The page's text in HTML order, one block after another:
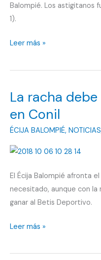
Balompié. Los astigitanos
1).
Cuarta
en
Leer más »
La racha
en Conil
ÉCIJA BALOMPIÉ, NOTICIAS
El Écija Balompié afronta
necesitado, aunque con la
ganar al Betis Deportivo.
La
debe
Leer más »